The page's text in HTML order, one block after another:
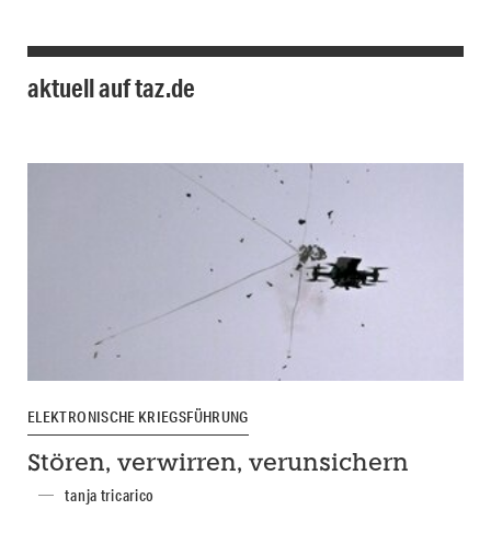
aktuell auf taz.de
ELEKTRONISCHE KRIEGSFÜHRUNG
Stören, verwirren, verunsichern
tanja tricarico